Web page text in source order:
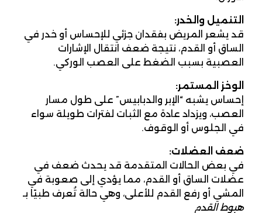
التنميل والخدر:
قد يشعر المريض بفقدان جزئي للإحساس أو خدر في
الساق أو القدم، نتيجة ضعف انتقال الإشارات
العصبية بسبب الضغط على العصب الوركي.
الوخز المستمر:
إحساس يشبه “الإبر والدبابيس” على طول مسار
العصب، ويزداد عادة مع الثبات لفترات طويلة سواء
في الجلوس أو الوقوف.
ضعف العضلات:
في بعض الحالات المتقدمة قد يحدث ضعف في
عضلات الساق أو القدم، مما يؤدي إلى صعوبة في
المشي أو رفع القدم للأعلى، وهي حالة تُعرف طبيًا بـ
هبوط القدم